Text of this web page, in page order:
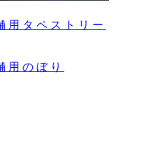
用タペストリー
用のぼり